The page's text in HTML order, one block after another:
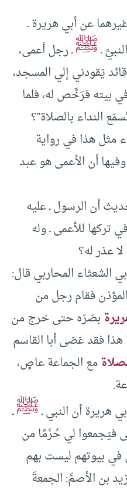
عن أبي هريرة ـ
ـﷺـ رجل أعمى،
يَقودني إلي المسجد،
بيته فرَخَّص له، فلما
النداء بالصلاة”؟
مثل هذا في رواية
أن الأعمى هو عبد
أن الرسول ـ عليه
تركها للأعمى ـ وله
عذر له؟
الشعثاء المحاربي قال:
فقام رجل من
بصَرَه حتى خرج من
هذا فقد عَصَى أبا القاسم
مع الجماعة عاصٍ،
ﷺـ
فيَجمعوا لي حُزَمًا من
بيوتهم ليست بهم
بن الأصمِّ: الجمعةَ